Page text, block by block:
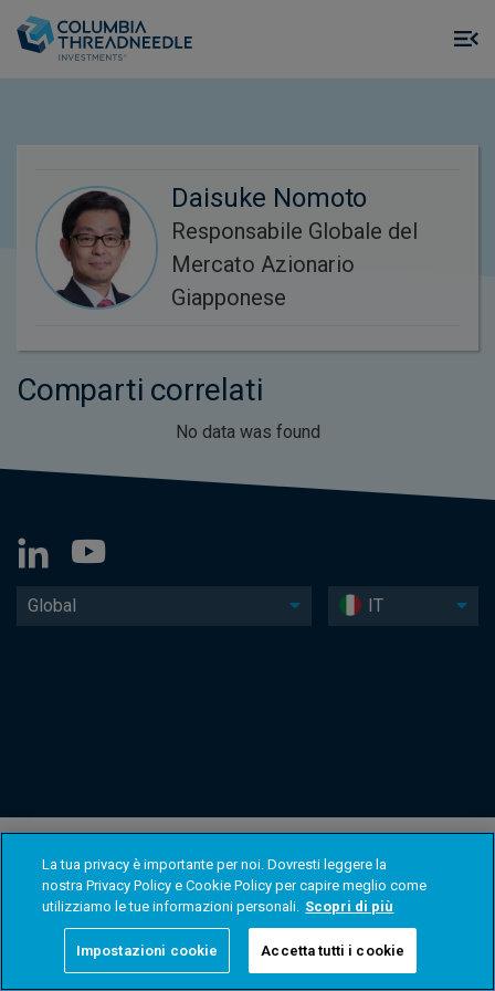
Daisuke Nomoto
Responsabile Globale del
Mercato Azionario
Giapponese
Comparti correlati
No data was found
Global IT
La tua privacy è importante per noi. Dovresti leggere la
nostra Privacy Policy e Cookie Policy per capire meglio come
utilizziamo le tue informazioni personali. Scopri di più
Impostazioni cookie Accetta tutti i cookie